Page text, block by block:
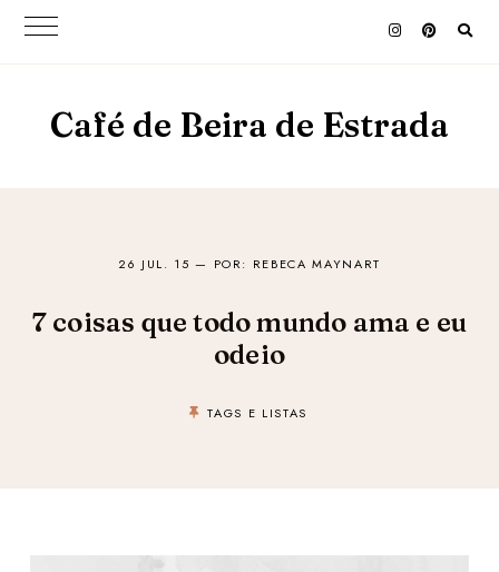
Café de Beira de Estrada
26 JUL. 15 — POR: REBECA MAYNART
7 coisas que todo mundo ama e eu
odeio
TAGS E LISTAS